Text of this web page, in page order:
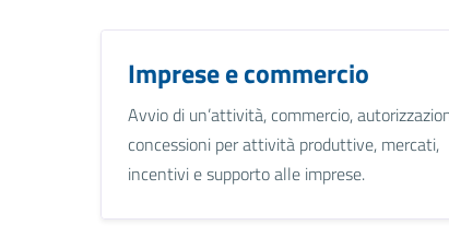
Imprese e commercio
Avvio di un’attività, commercio,
concessioni per attività produttive, mercati,
incentivi e supporto alle imprese.